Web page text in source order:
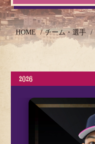
HOME チーム・選手
2026